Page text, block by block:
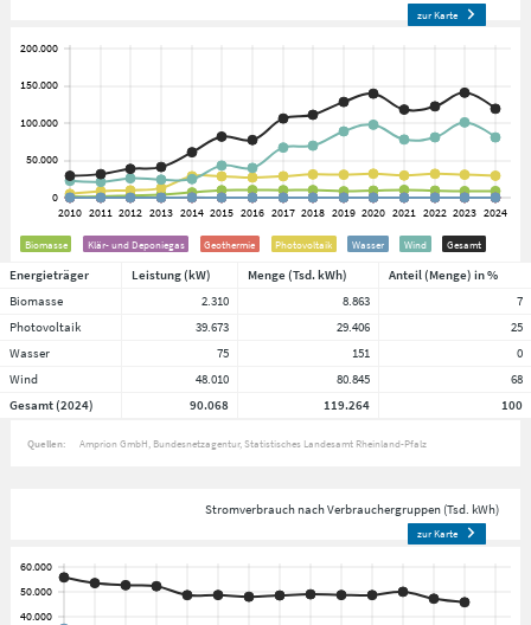
zur Karte
Biomasse Klär- und Deponiegas Geothermie Photovoltaik Wasser Wind Gesamt
Energieträger Leistung (kW) Menge (Tsd. kWh)
Anteil (Menge) in %
Biomasse
2.310 8.863
7
Photovoltaik
39.673 29.406
25
Wasser
75 151
0
Wind
48.010 80.845
68
Gesamt (2024)
90.068 119.264 100
Quellen: Amprion GmbH Bundesnetzagentur Statistisches Landesamt Rheinland-Pfalz
Stromverbrauch nach Verbrauchergruppen (Tsd. kWh)
zur Karte